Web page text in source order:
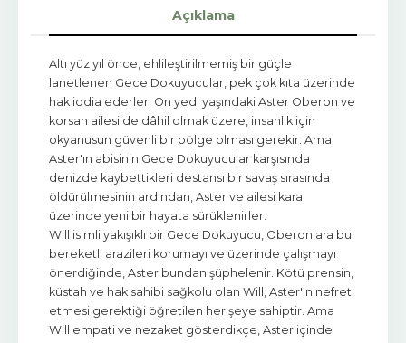
Açıklama
Altı yüz yıl önce, ehlileştirilmemiş bir güçle
lanetlenen Gece Dokuyucular, pek çok kıta üzerinde
hak iddia ederler. On yedi yaşındaki Aster Oberon ve
korsan ailesi de dâhil olmak üzere, insanlık için
okyanusun güvenli bir bölge olması gerekir. Ama
Aster'ın abisinin Gece Dokuyucular karşısında
denizde kaybettikleri destansı bir savaş sırasında
öldürülmesinin ardından, Aster ve ailesi kara
üzerinde yeni bir hayata sürüklenirler.
Will isimli yakışıklı bir Gece Dokuyucu, Oberonlara bu
bereketli arazileri korumayı ve üzerinde çalışmayı
önerdiğinde, Aster bundan şüphelenir. Kötü prensin,
küstah ve hak sahibi sağkolu olan Will, Aster'ın nefret
etmesi gerektiği öğretilen her şeye sahiptir. Ama
Will empati ve nezaket gösterdikçe, Aster içinde